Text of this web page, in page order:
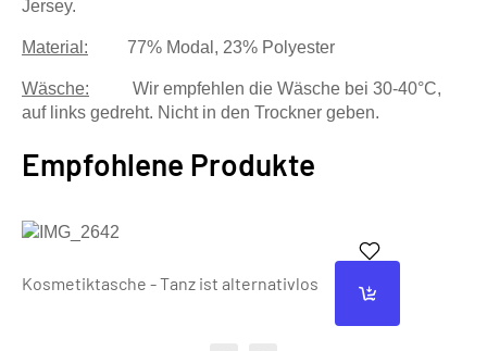
Jersey.
Material: 77% Modal, 23% Polyester
Wäsche: Wir empfehlen die Wäsche bei 30-40°C,
auf links gedreht. Nicht in den Trockner geben.
Empfohlene Produkte
Kosmetiktasche - Tanz ist alternativlos